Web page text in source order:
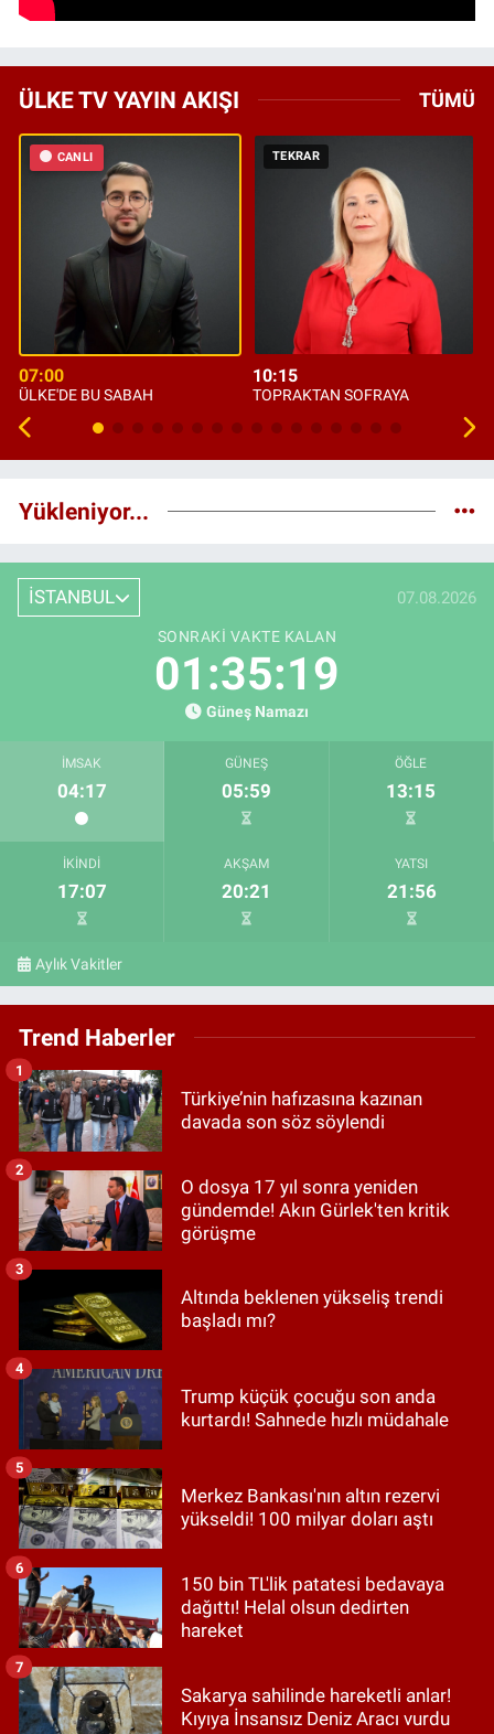
ÜLKE TV YAYIN AKIŞI TÜMÜ
CANLI
07:00
ÜLKE'DE BU SABAH
TEKRAR
10:15
TOPRAKTAN SOFRAYA
Yükleniyor...
İSTANBUL 07.08.2026
SONRAKI VAKTE KALAN
01:35:18
Güneş Namazı
İMSAK
04:17
GÜNEŞ
05:59
ÖĞLE
13:15
İKINDI
17:07
AKŞAM
20:21
YATSI
21:56
Aylık Vakitler
Trend Haberler
Türkiye’nin hafızasına kazınan
davada son söz söylendi
1
O dosya 17 yıl sonra yeniden
gündemde! Akın Gürlek'ten kritik
görüşme
2
Altında beklenen yükseliş trendi
başladı mı?
3
Trump küçük çocuğu son anda
kurtardı! Sahnede hızlı müdahale
4
Merkez Bankası'nın altın rezervi
yükseldi! 100 milyar doları aştı
5
150 bin TL'lik patatesi bedavaya
dağıttı! Helal olsun dedirten
hareket
6
Sakarya sahilinde hareketli anlar!
Kıyıya İnsansız Deniz Aracı vurdu
7